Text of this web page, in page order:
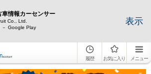
車情報カーセンサー
Co., Ltd.
－ Google Play
表示
履歴 お気に入り メニュー